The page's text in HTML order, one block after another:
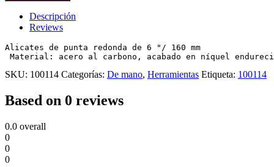
Descripción
Reviews
Alicates de punta redonda de 6 "/ 160 mm
Material: acero al carbono, acabado en níquel
SKU: 100114 Categorías: De mano, Herramientas Etiqueta: 100114
Based on 0 reviews
0.0 overall
0
0
0